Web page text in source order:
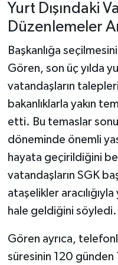
Yurt Dışındaki
Düzenlemeler
Başkanlığa
Gören, son üç yılda
vatandaşların
bakanlıklarla yakın
etti. Bu temaslar
döneminde önemli
hayata geçirildiğini
vatandaşların SGK
ataşelikler
hale geldiğini söyledi.
Gören ayrıca,
süresinin 120 günden